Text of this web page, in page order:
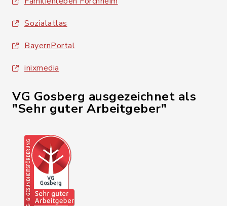
Sozialatlas
BayernPortal
inixmedia
VG Gosberg ausgezeichnet als
"Sehr guter Arbeitgeber"